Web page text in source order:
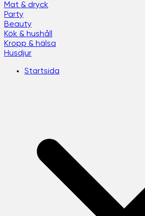
Mat & dryck
Party
Beauty
Kök & hushåll
Kropp & hälsa
Husdjur
Startsida